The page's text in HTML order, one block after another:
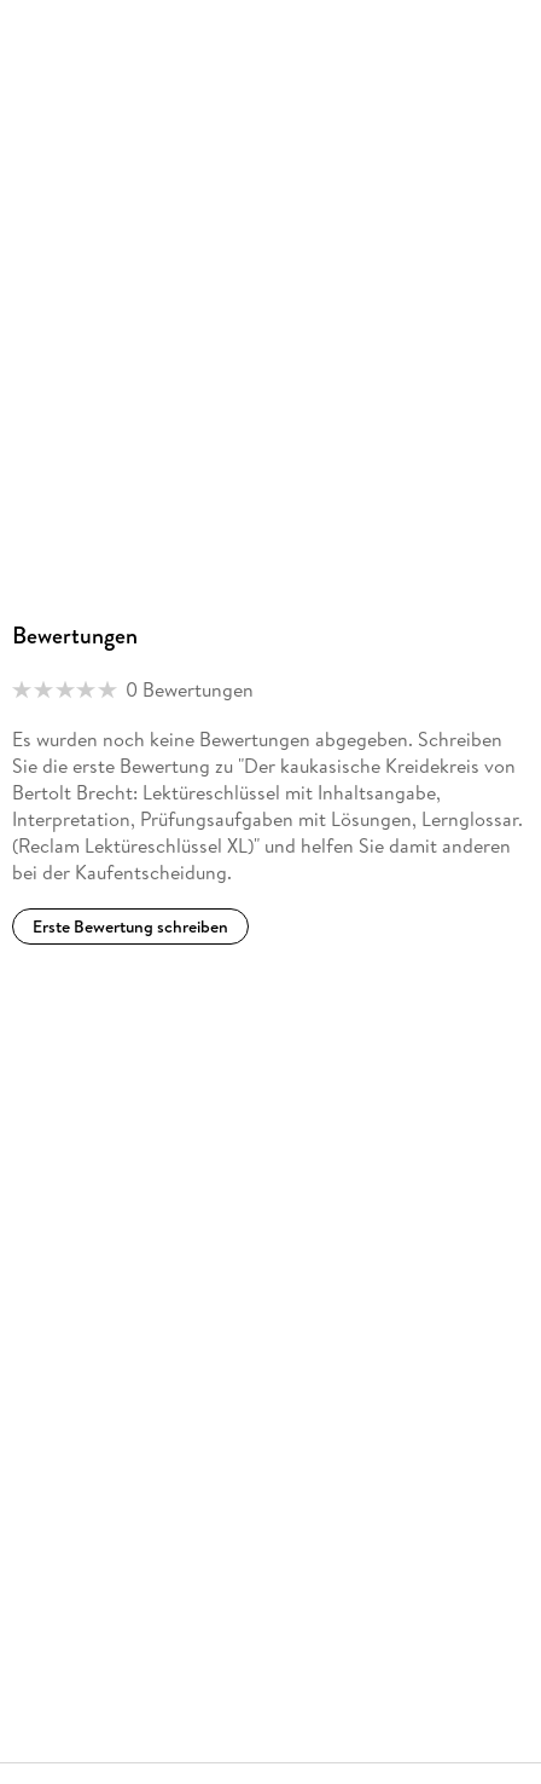
Bewertungen
0 Bewertungen
Es wurden noch keine Bewertungen abgegeben. Schreiben
Sie die erste Bewertung zu "Der kaukasische Kreidekreis von
Bertolt Brecht: Lektüreschlüssel mit Inhaltsangabe,
Interpretation, Prüfungsaufgaben mit Lösungen, Lernglossar.
(Reclam Lektüreschlüssel XL)" und helfen Sie damit anderen
bei der Kaufentscheidung.
Erste Bewertung schreiben